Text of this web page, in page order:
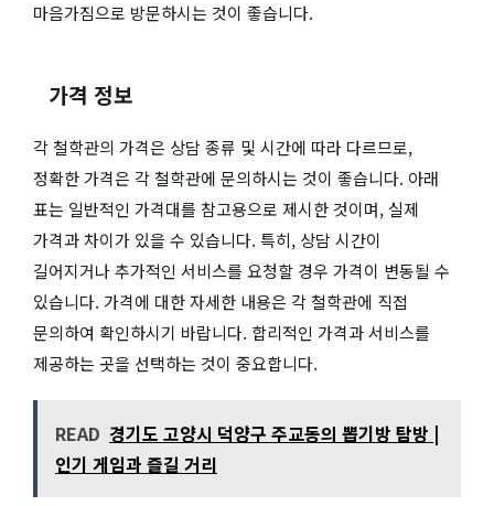
마음가짐으로 방문하시는 것이 좋습니다.
가격 정보
각 철학관의 가격은 상담 종류 및 시간에 따라 다르므로,
정확한 가격은 각 철학관에 문의하시는 것이 좋습니다. 아래
표는 일반적인 가격대를 참고용으로 제시한 것이며, 실제
가격과 차이가 있을 수 있습니다. 특히, 상담 시간이
길어지거나 추가적인 서비스를 요청할 경우 가격이 변동될 수
있습니다. 가격에 대한 자세한 내용은 각 철학관에 직접
문의하여 확인하시기 바랍니다. 합리적인 가격과 서비스를
제공하는 곳을 선택하는 것이 중요합니다.
READ 경기도 고양시 덕양구 주교동의 뽑기방 탐방 |
인기 게임과 즐길 거리